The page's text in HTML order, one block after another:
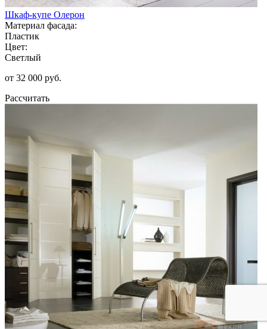
Шкаф-купе Олерон
Материал фасада:
Пластик
Цвет:
Светлый
от 32 000 руб.
Рассчитать